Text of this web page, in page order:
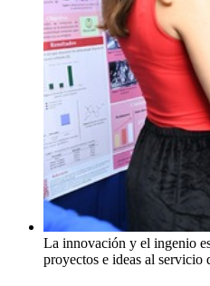
La innovación y el ingenio
proyectos e ideas al